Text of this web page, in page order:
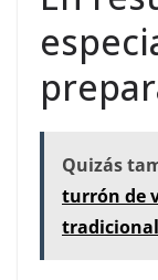
Quizás
turrón de